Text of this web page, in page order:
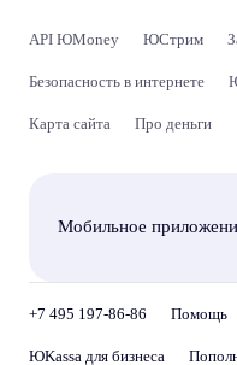
API ЮMoney ЮСтрим
Безопасность в интернете
Карта сайта Про деньги
Мобильное
+7 495 197-86-86 Помощь
ЮKassa для бизнеса